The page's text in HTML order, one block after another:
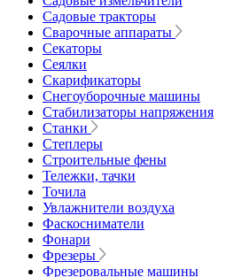
Садовые тракторы
Сварочные аппараты
Секаторы
Сеялки
Скарификаторы
Снегоуборочные машины
Стабилизаторы напряжения
Станки
Степлеры
Строительные фены
Тележки, тачки
Точила
Увлажнители воздуха
Фаскосниматели
Фонари
Фрезеры
Фрезеровальные машины